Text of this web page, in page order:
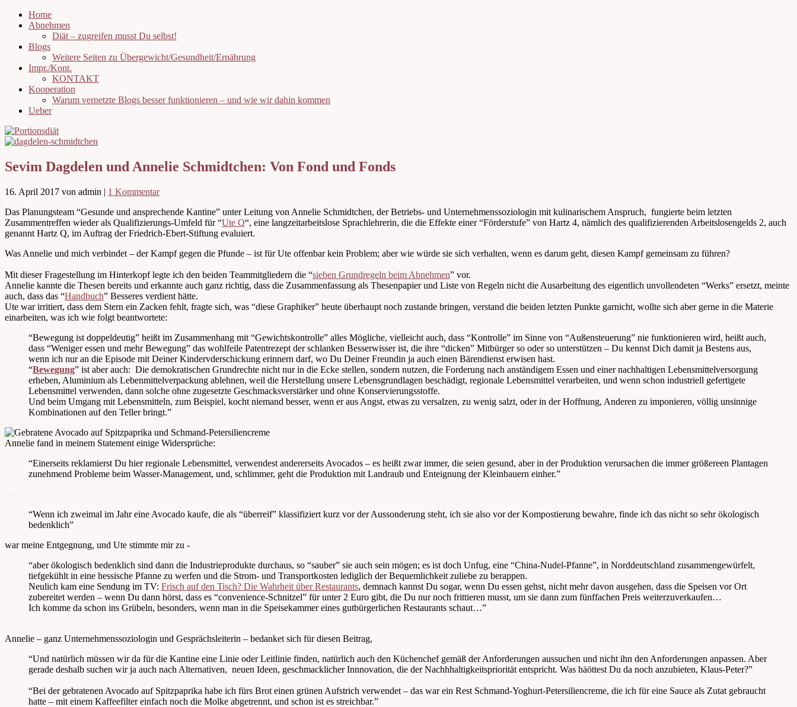
Home
Abnehmen
Diät – zugreifen musst Du selbst!
Blogs
Weitere Seiten zu Übergewicht/Gesundheit/Ernährung
Impr./Kont.
KONTAKT
Kooperation
Warum vernetzte Blogs besser funktionieren – und wie wir dahin kommen
Ueber
Sevim Dagdelen und Annelie Schmidtchen: Von Fond und Fonds
16. April 2017 von admin | 1 Kommentar
Das Planungsteam “Gesunde und ansprechende Kantine” unter Leitung von Annelie Schmidtchen, der Betriebs- und Unternehmenssoziologin mit kulinarischem Anspruch, fungierte beim letzten
Zusammentreffen wieder als Qualifizierungs-Umfeld für “Ute Q“, eine langzeitarbeitslose Sprachlehrerin, die die Effekte einer “Förderstufe” von Hartz 4, nämlich des qualifizierenden Arbeitslosengelds 2, auch
genannt Hartz Q, im Auftrag der Friedrich-Ebert-Stiftung evaluiert.
Was Annelie und mich verbindet – der Kampf gegen die Pfunde – ist für Ute offenbar kein Problem; aber wie würde sie sich verhalten, wenn es darum geht, diesen Kampf gemeinsam zu führen?
Mit dieser Fragestellung im Hinterkopf legte ich den beiden Teammitgliedern die “sieben Grundregeln beim Abnehmen” vor.
Annelie kannte die Thesen bereits und erkannte auch ganz richtig, dass die Zusammenfassung als Thesenpapier und Liste von Regeln nicht die Ausarbeitung des eigentlich unvollendeten “Werks” ersetzt, meinte
auch, dass das “Handbuch” Besseres verdient hätte.
Ute war irritiert, dass dem Stern ein Zacken fehlt, fragte sich, was “diese Graphiker” heute überhaupt noch zustande bringen, verstand die beiden letzten Punkte garnicht, wollte sich aber gerne in die Materie
einarbeiten, was ich wie folgt beantwortete:
“Bewegung ist doppeldeutig” heißt im Zusammenhang mit “Gewichtskontrolle” alles Mögliche, vielleicht auch, dass “Kontrolle” im Sinne von “Außensteuerung” nie funktionieren wird, heißt auch,
dass “Weniger essen und mehr Bewegung” das wohlfeile Patentrezept der schlanken Besserwisser ist, die ihre “dicken” Mitbürger so oder so unterstützen – Du kennst Dich damit ja Bestens aus,
wenn ich nur an die Episode mit Deiner Kindervderschickung erinnern darf, wo Du Deiner Freundin ja auch einen Bärendienst erwisen hast.
“Bewegung” ist aber auch: Die demokratischen Grundrechte nicht nur in die Ecke stellen, sondern nutzen, die Forderung nach anständigem Essen und einer nachhaltigen Lebensmittelversorgung
erheben, Aluminium als Lebenmittelverpackung ablehnen, weil die Herstellung unsere Lebensgrundlagen beschädigt, regionale Lebensmittel verarbeiten, und wenn schon industriell gefertigete
Lebensmittel verwenden, dann solche ohne zugesetzte Geschmacksverstärker und ohne Konservierungsstoffe.
Und beim Umgang mit Lebensmitteln, zum Beispiel, kocht niemand besser, wenn er aus Angst, etwas zu versalzen, zu wenig salzt, oder in der Hoffnung, Anderen zu imponieren, völlig unsinnige
Kombinationen auf den Teller bringt.”
Annelie fand in meinem Statement einige Widersprüche:
“Einerseits reklamierst Du hier regionale Lebensmittel, verwendest andererseits Avocados – es heißt zwar immer, die seien gesund, aber in der Produktion verursachen die immer größereen Plantagen
zunehmend Probleme beim Wasser-Management, und, schlimmer, geht die Produktion mit Landraub und Enteignung der Kleinbauern einher.”
“Wenn ich zweimal im Jahr eine Avocado kaufe, die als “überreif” klassifiziert kurz vor der Aussonderung steht, ich sie also vor der Kompostierung bewahre, finde ich das nicht so sehr ökologisch
bedenklich”
war meine Entgegnung, und Ute stimmte mir zu -
“aber ökologisch bedenklich sind dann die Industrieprodukte durchaus, so “sauber” sie auch sein mögen; es ist doch Unfug, eine “China-Nudel-Pfanne”, in Norddeutschland zusammengewürfelt,
tiefgekühlt in eine hessische Pfanne zu werfen und die Strom- und Transportkosten lediglich der Bequemlichkeit zuliebe zu berappen.
Neulich kam eine Sendung im TV: Frisch auf den Tisch? Die Wahrheit über Restaurants, demnach kannst Du sogar, wenn Du essen gehst, nicht mehr davon ausgehen, dass die Speisen vor Ort
zubereitet werden – wenn Du dann hörst, dass es “convenience-Schnitzel” für unter 2 Euro gibt, die Du nur noch frittieren musst, um sie dann zum fünffachen Preis weiterzuverkaufen…
Ich komme da schon ins Grübeln, besonders, wenn man in die Speisekammer eines gutbürgerlichen Restaurants schaut…”
Annelie – ganz Unternehmenssoziologin und Gesprächsleiterin – bedanket sich für diesen Beitrag,
“Und natürlich müssen wir da für die Kantine eine Linie oder Leitlinie finden, natürlich auch den Küchenchef gemäß der Anforderungen aussuchen und nicht ihn den Anforderungen anpassen. Aber
gerade deshalb suchen wir ja auch nach Alternativen, neuen Ideen, geschmacklicher Innnovation, die der Nachhhaltigkeitspriorität entspricht. Was häöttest Du da noch anzubieten, Klaus-Peter?”
—
“Bei der gebratenen Avocado auf Spitzpaprika habe ich fürs Brot einen grünen Aufstrich verwendet – das war ein Rest Schmand-Yoghurt-Petersiliencreme, die ich für eine Sauce als Zutat gebraucht
hatte – mit einem Kaffeefilter einfach noch die Molke abgetrennt, und schon ist es streichbar.”